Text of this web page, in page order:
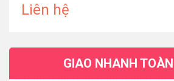
Liên hệ
GIAO NHANH